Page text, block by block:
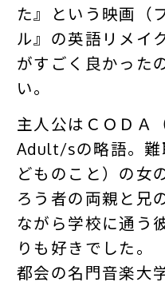
た』という映画（
ル』の英語リメイ
がすごく良かった
い。
主人公はＣＯＤＡ
Adult/sの略語。難
どものこと）の女
ろう者の両親と兄
ながら学校に通う
りも好きでした。
都会の名門音楽大